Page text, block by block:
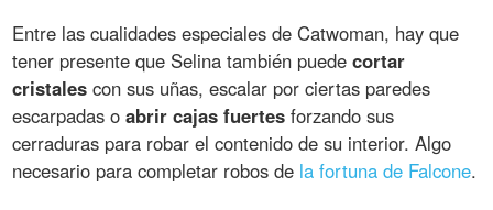
Entre las cualidades especiales de Catwoman, hay que
tener presente que Selina también puedecortar
cristales con sus uñas, escalar por ciertas paredes
escarpadas oabrir cajas fuertes forzando sus
cerraduras para robar el contenido de su interior. Algo
necesario para completar robos de la fortuna de Falcone.